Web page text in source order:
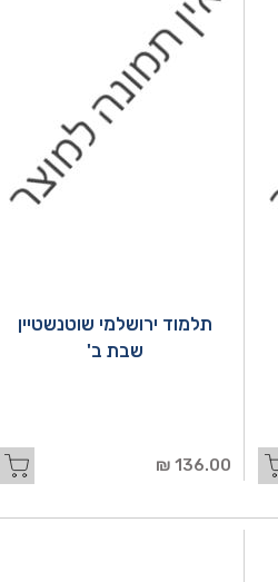
תלמוד ירושלמי שוטנשטיין
שבת ב'
136.00 ₪